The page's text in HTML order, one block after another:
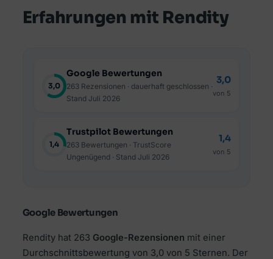
Erfahrungen mit Rendity
3,0
Google Bewertungen
263 Rezensionen · dauerhaft geschlossen ·
Stand Juli 2026
3,0
von 5
1,4
Trustpilot Bewertungen
263 Bewertungen · TrustScore
Ungenügend · Stand Juli 2026
1,4
von 5
Google Bewertungen
Rendity hat 263 Google-Rezensionen mit einer
Durchschnittsbewertung von 3,0 von 5 Sternen. Der